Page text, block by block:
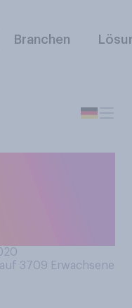
Branchen
3709 Erwachsene